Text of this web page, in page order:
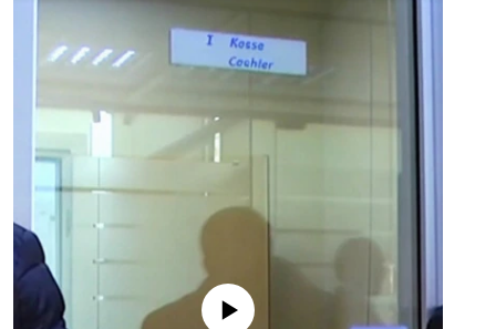
No media source currently available